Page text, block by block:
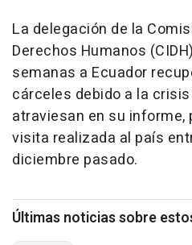
La delegación de la
Derechos Humanos
semanas a Ecuador
cárceles debido a la
atraviesan en su informe,
visita realizada al país
diciembre pasado.
Últimas noticias sobre